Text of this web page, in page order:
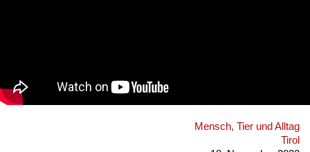
Mensch, Tier und Alltag
Tirol